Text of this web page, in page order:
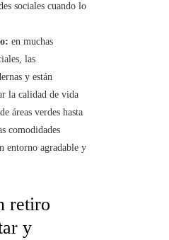
sociales cuando lo
en muchas
las
y están
la calidad de vida
áreas verdes hasta
comodidades
entorno agradable y
retiro
y